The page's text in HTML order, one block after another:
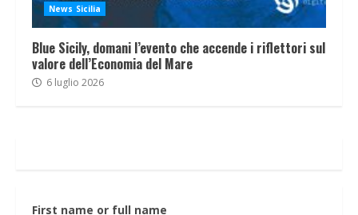
News Sicilia
Blue Sicily, domani l’evento che accende i riflettori sul
valore dell’Economia del Mare
6 luglio 2026
First name or full name